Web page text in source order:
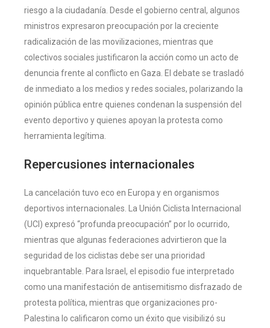
riesgo a la ciudadanía. Desde el gobierno central, algunos
ministros expresaron preocupación por la creciente
radicalización de las movilizaciones, mientras que
colectivos sociales justificaron la acción como un acto de
denuncia frente al conflicto en Gaza. El debate se trasladó
de inmediato a los medios y redes sociales, polarizando la
opinión pública entre quienes condenan la suspensión del
evento deportivo y quienes apoyan la protesta como
herramienta legítima.
Repercusiones internacionales
La cancelación tuvo eco en Europa y en organismos
deportivos internacionales. La Unión Ciclista Internacional
(UCI) expresó “profunda preocupación” por lo ocurrido,
mientras que algunas federaciones advirtieron que la
seguridad de los ciclistas debe ser una prioridad
inquebrantable. Para Israel, el episodio fue interpretado
como una manifestación de antisemitismo disfrazado de
protesta política, mientras que organizaciones pro-
Palestina lo calificaron como un éxito que visibilizó su